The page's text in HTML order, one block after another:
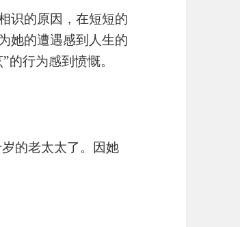
识的原因，在短短的
她的遭遇感到人生的
行为感到愤慨。
的老太太了。因她